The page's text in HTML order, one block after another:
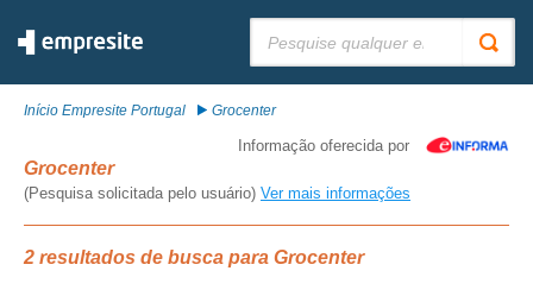
Início Empresite Portugal Grocenter
Informação oferecida por
Grocenter
(Pesquisa solicitada pelo usuário) Ver mais informações
2 resultados de busca para Grocenter